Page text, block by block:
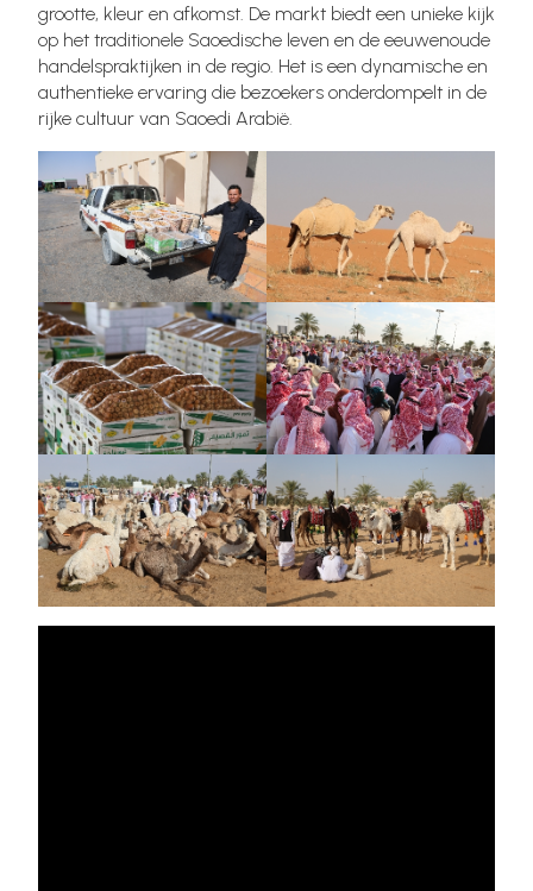
grootte, kleur en afkomst. De markt biedt een unieke kijk
op het traditionele Saoedische leven en de eeuwenoude
handelspraktijken in de regio. Het is een dynamische en
authentieke ervaring die bezoekers onderdompelt in de
rijke cultuur van Saoedi Arabië.